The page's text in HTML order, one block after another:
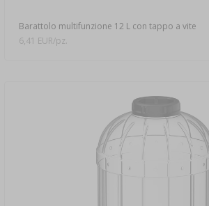
Barattolo multifunzione 12 L con tappo a vite
6,41 EUR/pz.